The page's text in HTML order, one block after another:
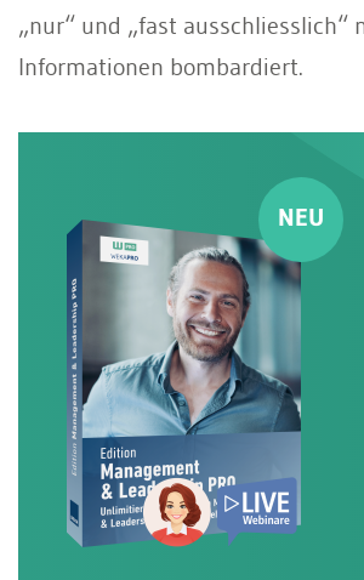
„nur“ und „fast ausschliesslich“
Informationen bombardiert.